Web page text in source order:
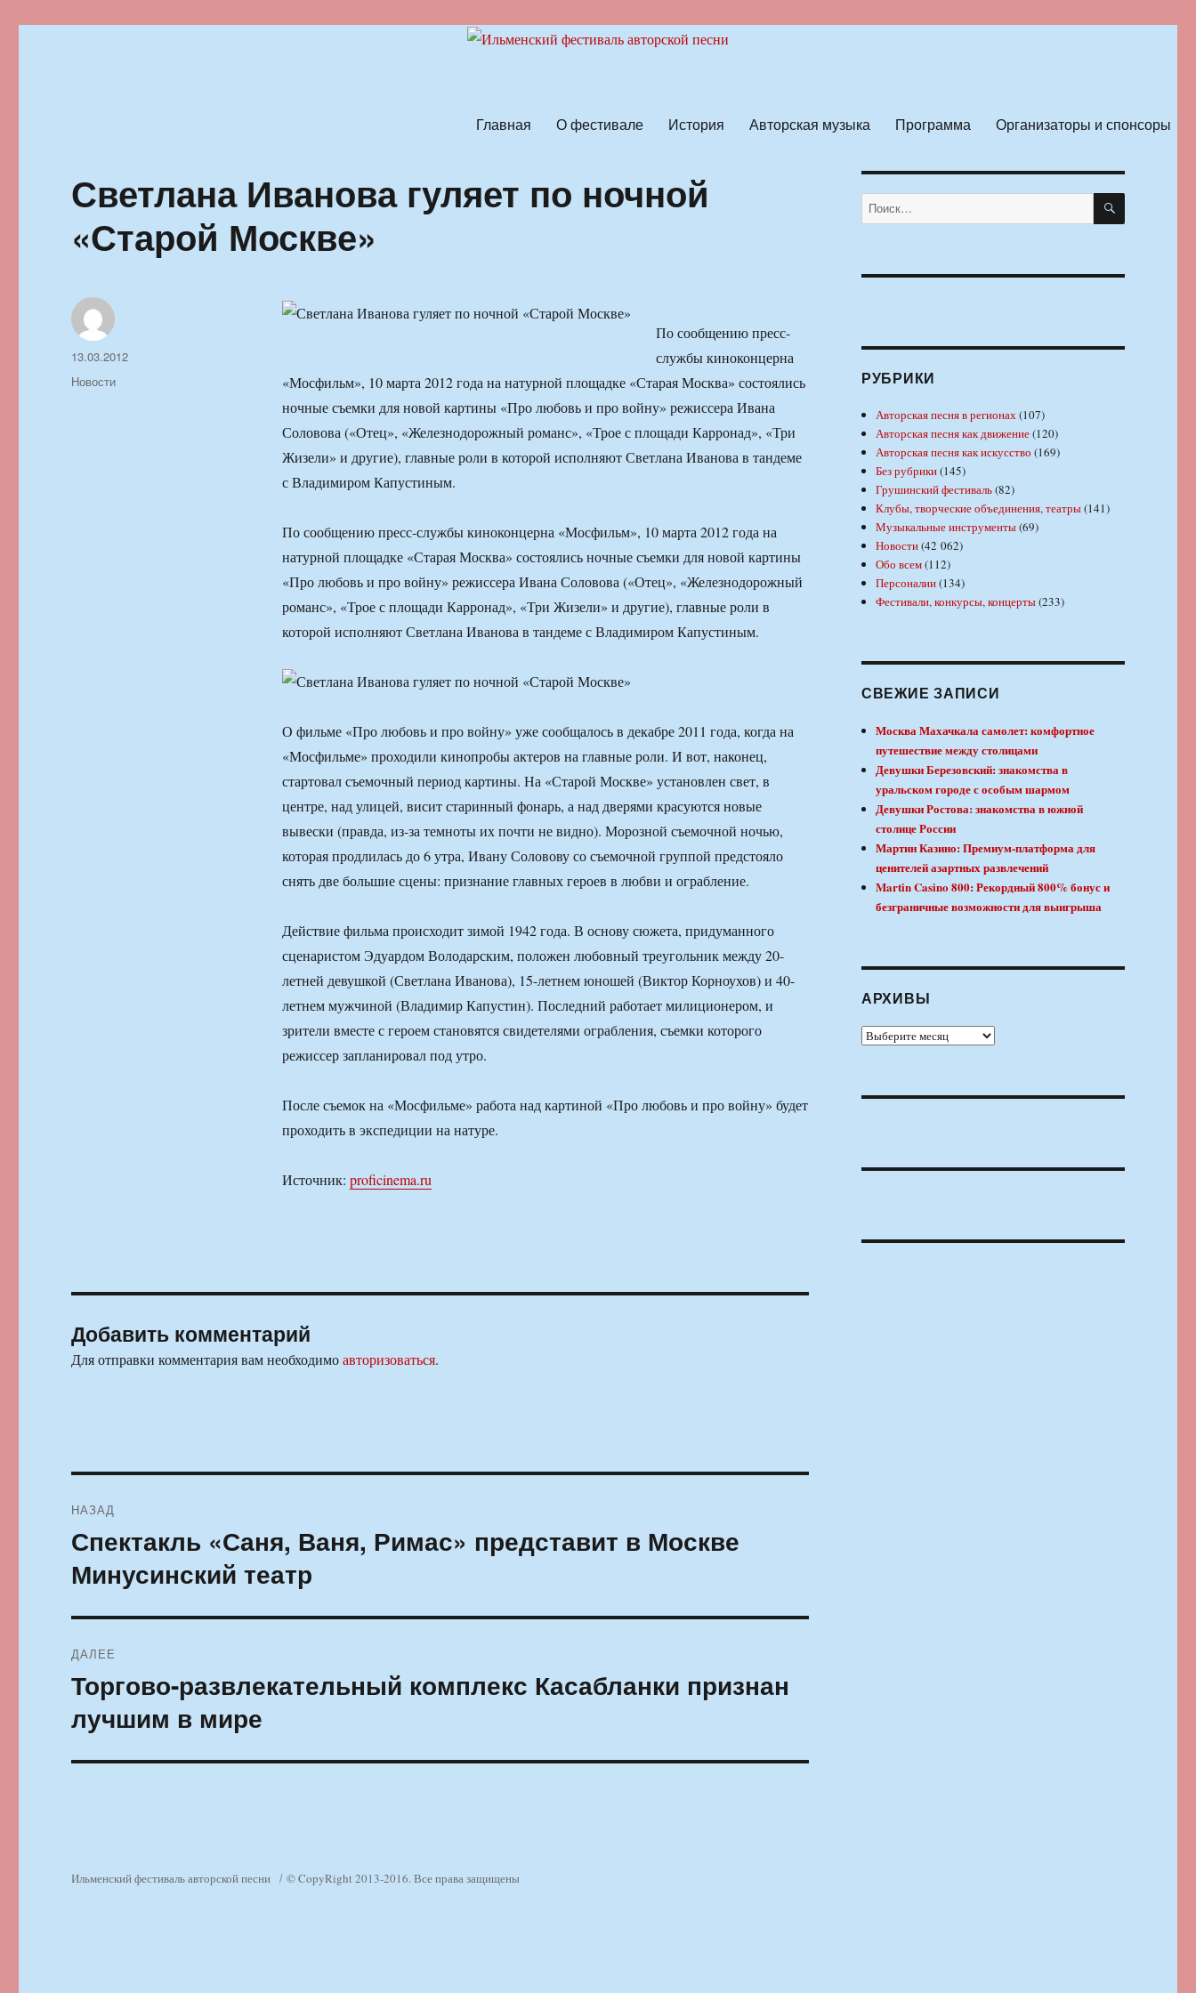
Главная О фестивале История Авторская музыка Программа Организаторы и спонсоры
Светлана Иванова гуляет по ночной
«Старой Москве»
По сообщению пресс-
службы киноконцерна
«Мосфильм», 10 марта 2012 года на натурной площадке «Старая Москва» состоялись
ночные съемки для новой картины «Про любовь и про войну» режиссера Ивана
Соловова («Отец», «Железнодорожный романс», «Трое с площади Карронад», «Три
Жизели» и другие), главные роли в которой исполняют Светлана Иванова в тандеме
с Владимиром Капустиным.
По сообщению пресс-службы киноконцерна «Мосфильм», 10 марта 2012 года на
натурной площадке «Старая Москва» состоялись ночные съемки для новой картины
«Про любовь и про войну» режиссера Ивана Соловова («Отец», «Железнодорожный
романс», «Трое с площади Карронад», «Три Жизели» и другие), главные роли в
которой исполняют Светлана Иванова в тандеме с Владимиром Капустиным.
О фильме «Про любовь и про войну» уже сообщалось в декабре 2011 года, когда на
«Мосфильме» проходили кинопробы актеров на главные роли. И вот, наконец,
стартовал съемочный период картины. На «Старой Москве» установлен свет, в
центре, над улицей, висит старинный фонарь, а над дверями красуются новые
вывески (правда, из-за темноты их почти не видно). Морозной съемочной ночью,
которая продлилась до 6 утра, Ивану Соловову со съемочной группой предстояло
снять две большие сцены: признание главных героев в любви и ограбление.
Действие фильма происходит зимой 1942 года. В основу сюжета, придуманного
сценаристом Эдуардом Володарским, положен любовный треугольник между 20-
летней девушкой (Светлана Иванова), 15-летнем юношей (Виктор Корноухов) и 40-
летнем мужчиной (Владимир Капустин). Последний работает милиционером, и
зрители вместе с героем становятся свидетелями ограбления, съемки которого
режиссер запланировал под утро.
После съемок на «Мосфильме» работа над картиной «Про любовь и про войну» будет
проходить в экспедиции на натуре.
Источник: proficinema.ru
Автор
Опубликовано
13.03.2012
Рубрики
Новости
Добавить комментарий
Для отправки комментария вам необходимоавторизоваться.
по
записям
НАЗАД
Предыдущая
Спектакль «Саня, Ваня, Римас» представит в Москве
Минусинский театр
ДАЛЕЕ
Следующая
запись:
Торгово-развлекательный комплекс Касабланки признан
лучшим в мире
Искать: ПОИСК
РУБРИКИ
Авторская песня в регионах(107)
Авторская песня как движение(120)
Авторская песня как искусство (169)
Без рубрики(145)
Грушинский фестиваль(82)
Клубы, творческие объединения, театры(141)
Музыкальные инструменты(69)
Новости(42 062)
Обо всем(112)
Персоналии(134)
Фестивали, конкурсы, концерты(233)
СВЕЖИЕ ЗАПИСИ
Москва Махачкала самолет: комфортное
путешествие между столицами
Девушки Березовский: знакомства в
уральском городе с особым шармом
Девушки Ростова: знакомства в южной
столице России
Мартин Казино: Премиум-платформа для
ценителей азартных развлечений
Martin Casino 800: Рекордный 800% бонус и
безграничные возможности для выигрыша
АРХИВЫ
Архивы
Ильменский фестиваль авторской песни © CopyRight 2013-2016. Все права защищены